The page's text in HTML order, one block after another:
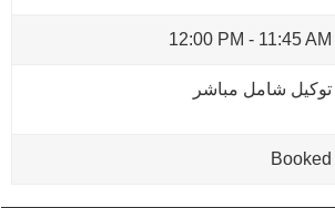
11:45 AM
-
12:00 PM
توكيل شامل مباشر
Booked